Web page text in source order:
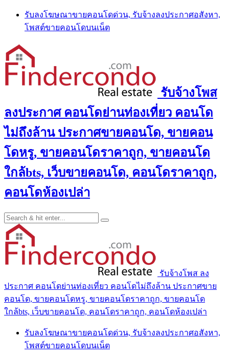
Skip
content
รับลงโฆษณาขายคอนโดด่วน, รับจ้างลงประกาศอสังหา,
โพสต์ขายคอนโดบนเน็ต
รับจ้างโพส
ลงประกาศ คอนโดย่านท่องเที่ยว คอนโด
ไม่ถึงล้าน ประกาศขายคอนโด, ขายคอน
โดหรู, ขายคอนโดราคาถูก, ขายคอนโด
ใกล้bts, เว็บขายคอนโด, คอนโดราคาถูก,
คอนโดห้องเปล่า
รับจ้างโพส ลง
ประกาศ คอนโดย่านท่องเที่ยว คอนโดไม่ถึงล้าน ประกาศขาย
คอนโด, ขายคอนโดหรู, ขายคอนโดราคาถูก, ขายคอนโด
ใกล้bts, เว็บขายคอนโด, คอนโดราคาถูก, คอนโดห้องเปล่า
รับลงโฆษณาขายคอนโดด่วน, รับจ้างลงประกาศอสังหา,
โพสต์ขายคอนโดบนเน็ต